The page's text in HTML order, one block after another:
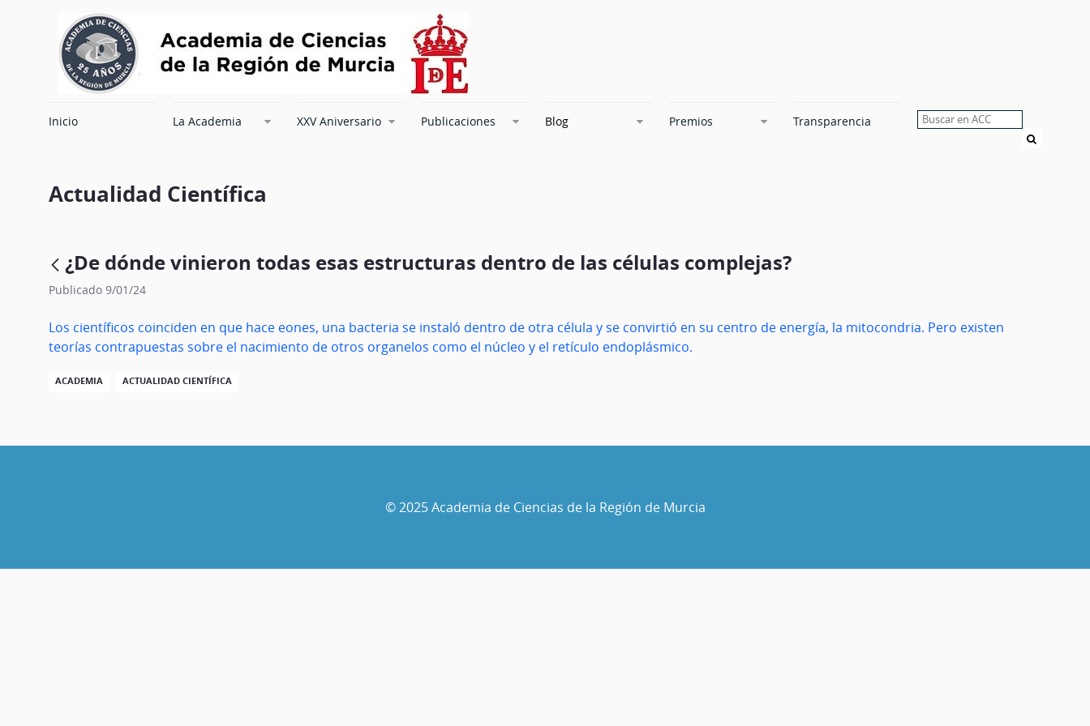
Inicio La Academia XXV Aniversario Publicaciones Blog Premios Transparencia
Actualidad Científica
¿De dónde vinieron todas esas estructuras dentro de las células complejas?
Publicado 9/01/24
Los científicos coinciden en que hace eones, una bacteria se instaló dentro de otra célula y se convirtió en su centro de energía, la mitocondria. Pero existen
teorías contrapuestas sobre el nacimiento de otros organelos como el núcleo y el retículo endoplásmico.
ACADEMIA ACTUALIDAD CIENTÍFICA
© 2025 Academia de Ciencias de la Región de Murcia